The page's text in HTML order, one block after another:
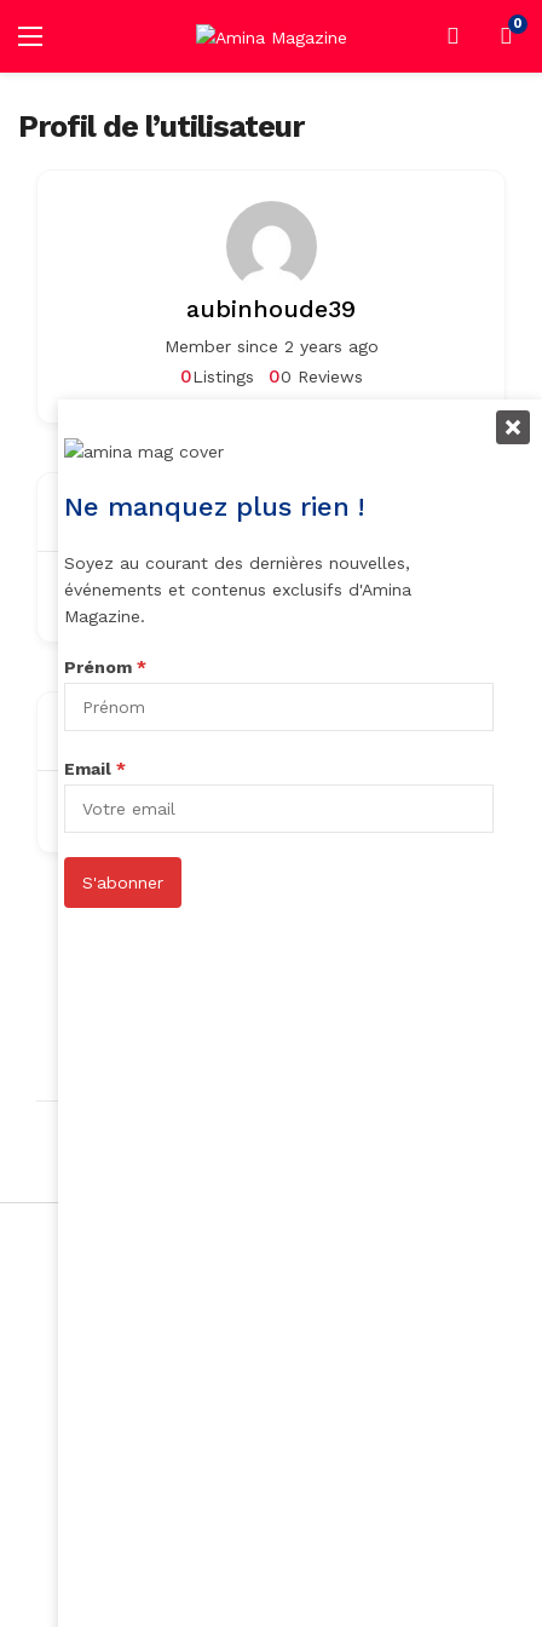
0
Profil de l’utilisateur
aubinhoude39
Member since 2 years ago
00 Reviews
0Listings
Contact Info
aubinhoude39@gmail.com
About
Nothing to show!
Ne manquez plus rien !
Soyez au courant des dernières nouvelles,
événements et contenus exclusifs d'Amina
Magazine.
Prénom *
Email *
S'abonner